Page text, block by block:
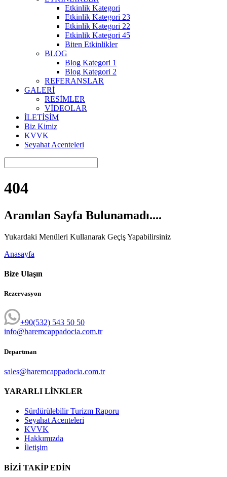
Etkinlik Kategori
Etkinlik Kategori 23
Etkinlik Kategori 22
Etkinlik Kategori 45
Biten Etkinlikler
BLOG
Blog Kategori 1
Blog Kategori 2
REFERANSLAR
GALERİ
RESİMLER
VİDEOLAR
İLETİŞİM
Biz Kimiz
KVVK
Seyahat Acenteleri
404
Aranılan Sayfa Bulunamadı....
Yukardaki Menüleri Kullanarak Geçiş Yapabilirsiniz
Anasayfa
Bize Ulaşın
Rezervasyon
+90(532) 543 50 50
info@haremcappadocia.com.tr
Departman
sales@haremcappadocia.com.tr
YARARLI LİNKLER
Sürdürülebilir Turizm Raporu
Seyahat Acenteleri
KVVK
Hakkımızda
İletişim
BİZİ TAKİP EDİN